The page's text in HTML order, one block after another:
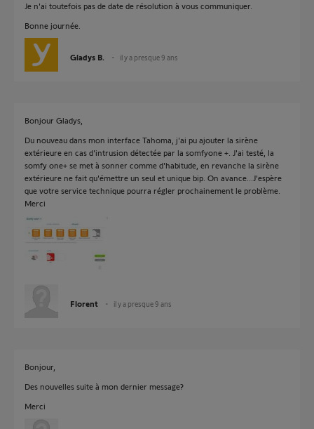
Je n'ai toutefois pas de date de résolution à vous communiquer.
Bonne journée.
Gladys B. il y a presque 9 ans
Bonjour Gladys,
Du nouveau dans mon interface Tahoma, j'ai pu ajouter la sirène
extérieure en cas d'intrusion détectée par la somfyone +. J'ai testé, la
somfy one+ se met à sonner comme d'habitude, en revanche la sirène
extérieure ne fait qu'émettre un seul et unique bip. On avance...J'espère
que votre service technique pourra régler prochainement le problème.
Merci
Florent il y a presque 9 ans
Bonjour,
Des nouvelles suite à mon dernier message?
Merci